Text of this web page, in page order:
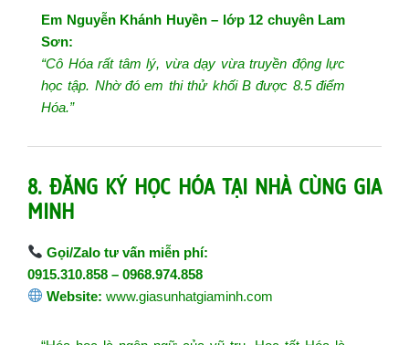
Em Nguyễn Khánh Huyền – lớp 12 chuyên Lam
Sơn:
“Cô Hóa rất tâm lý, vừa dạy vừa truyền động lực
học tập. Nhờ đó em thi thử khối B được 8.5 điểm
Hóa.”
8. ĐĂNG KÝ HỌC HÓA TẠI NHÀ CÙNG GIA
MINH
Gọi/Zalo tư vấn miễn phí:
0915.310.858 – 0968.974.858
Website: www.giasunhatgiaminh.com